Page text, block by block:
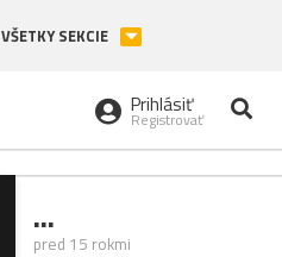
VŠETKY SEKCIE
Prihlásiť
Registrovať
...
pred 15 rokmi